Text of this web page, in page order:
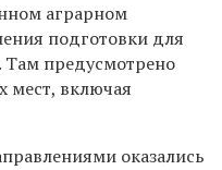
аграрном
подготовки для
Там предусмотрено
мест, включая
оказались